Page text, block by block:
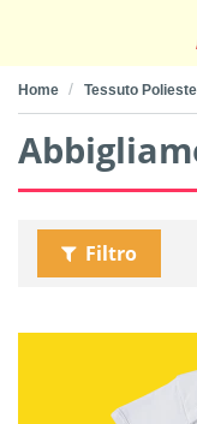
Home Tessuto
Filtro